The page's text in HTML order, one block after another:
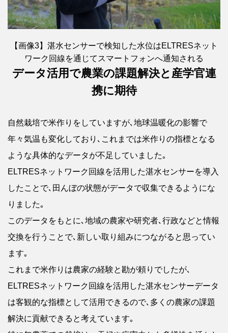
【画像3】湛水センサーで検知した水位はELTRESネット
ワーク回線を通じてスマートフォンへ通知される
データ活用で農業の課題解決と産学官連
携に期待
自然栽培で米作りをしていますが､地球温暖化の影響で
年々気温も変化しており､これまでは米作りの指標となる
ような具体的なデータが不足していました｡
ELTRESネットワーク回線を活用した湛水センサーを導入
したことで､田んぼの状態がデータで収集できるようにな
りました｡
このデータをもとに､地域の農家や研究者､行政などと情報
交換を行うことで､新しい取り組みにつながると思ってい
ます｡
これまで米作りは農家の経験と勘が頼りでしたが､
ELTRESネットワーク回線を活用した湛水センサーデータ
は客観的な指標として活用できるので､多くの農家の課題
解決に貢献できると考えています｡